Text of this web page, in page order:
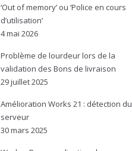
‘Out of memory’ ou ‘Police en cours
d’utilisation’
4 mai 2026
Problème de lourdeur lors de la
validation des Bons de livraison
29 juillet 2025
Amélioration Works 21 : détection du
serveur
30 mars 2025